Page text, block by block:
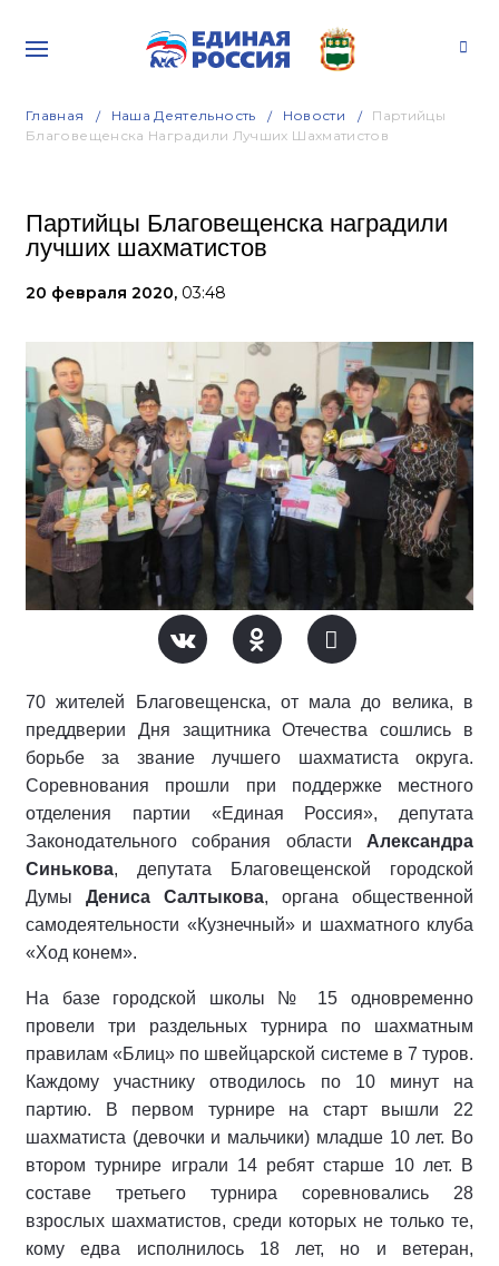
Главная Наша Деятельность Новости
Партийцы
Благовещенска Наградили Лучших Шахматистов
Партийцы Благовещенска наградили
лучших шахматистов
20 февраля 2020, 03:48
70 жителей Благовещенска, от мала до велика, в
преддверии Дня защитника Отечества сошлись в
борьбе за звание лучшего шахматиста округа.
Соревнования прошли при поддержке местного
отделения партии «Единая Россия», депутата
Законодательного собрания области Александра
Синькова, депутата Благовещенской городской
Думы Дениса Салтыкова, органа общественной
самодеятельности «Кузнечный» и шахматного клуба
«Ход конем».
На базе городской школы № 15 одновременно
провели три раздельных турнира по шахматным
правилам «Блиц» по швейцарской системе в 7 туров.
Каждому участнику отводилось по 10 минут на
партию. В первом турнире на старт вышли 22
шахматиста (девочки и мальчики) младше 10 лет. Во
втором турнире играли 14 ребят старше 10 лет. В
составе третьего турнира соревновались 28
взрослых шахматистов, среди которых не только те,
кому едва исполнилось 18 лет, но и ветеран,